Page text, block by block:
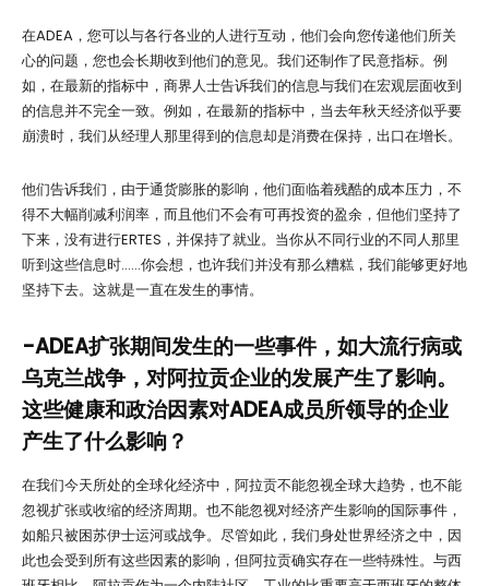
在ADEA，您可以与各行各业的人进行互动，他们会向您传递他们所关
心的问题，您也会长期收到他们的意见。我们还制作了民意指标。例
如，在最新的指标中，商界人士告诉我们的信息与我们在宏观层面收到
的信息并不完全一致。例如，在最新的指标中，当去年秋天经济似乎要
崩溃时，我们从经理人那里得到的信息却是消费在保持，出口在增长。
他们告诉我们，由于通货膨胀的影响，他们面临着残酷的成本压力，不
得不大幅削减利润率，而且他们不会有可再投资的盈余，但他们坚持了
下来，没有进行ERTES，并保持了就业。当你从不同行业的不同人那里
听到这些信息时……你会想，也许我们并没有那么糟糕，我们能够更好地
坚持下去。这就是一直在发生的事情。
-ADEA扩张期间发生的一些事件，如大流行病或
乌克兰战争，对阿拉贡企业的发展产生了影响。
这些健康和政治因素对ADEA成员所领导的企业
产生了什么影响？
在我们今天所处的全球化经济中，阿拉贡不能忽视全球大趋势，也不能
忽视扩张或收缩的经济周期。也不能忽视对经济产生影响的国际事件，
如船只被困苏伊士运河或战争。尽管如此，我们身处世界经济之中，因
此也会受到所有这些因素的影响，但阿拉贡确实存在一些特殊性。与西